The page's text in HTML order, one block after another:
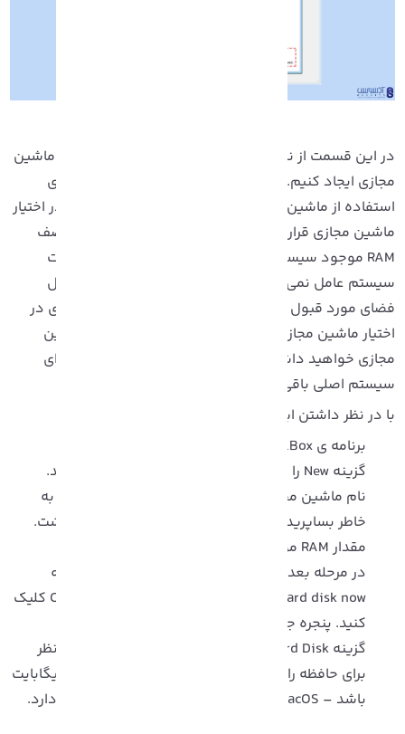
در این قسمت از نصب macOS در ماشین مجازی، باید یک ماشین
ایجاد کنیم. در این مرحله باید در نظر داشت که برای
استفاده از ماشین مجازی باید فضایی از RAM سیستم را در اختیار
مجازی قرار دهید، می‌توانید این مقدار را برابر با نصف
RAM موجود سیستم تان در نظر بگیرید. در غیر این صورت
عامل نمی‌تواند عملکرد خوبی داشته باشد. حداقل
فضای مورد قبول 4 گیگابایت است، هرچقدر فضای بیشتری در
ماشین مجازیتان قرار دهید، عملکرد بهتری در ماشین
اصلی باقی بگذارید.
در نظر داشتن این نکنه، مراحل زیر را انجام دهید:
برنامه ی VirtualBox را اجرا کنید.
گزینه New را انتخاب کرده و کلمه macOS را تایپ کنید.
نام ماشین مجازی را بدلخواه خود انتخاب کرده و آنرا به
خاطر بساپرید، در مراحل بعدی به آن نیاز خواهید داشت.
مقدار RAM مورد نیاز را انتخاب کنید.
Create a hard disk now را انتخاب کرده و روی Create کلیک
کنید. پنجره جدیدی نمایش داده می‌شود.
گزینه Virtual Hard Disk راانتخاب کرده و فضا مورد نظر
برای حافظه را تنظیم کنید. این فضا باید حداقل 50 گیگابایت
باشد – macOS به حداقل 35 گیگ فضای حافظه نیاز دارد.